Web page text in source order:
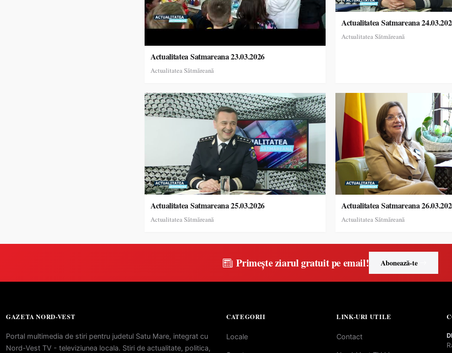
Actualitatea Satmareana 23.03.2026
Actualitatea Sătmăreană
Actualitatea Satmareana
Actualitatea Sătmăreană
Actualitatea Satmareana 25.03.2026
Actualitatea Sătmăreană
Actualitatea Satmareana
Actualitatea Sătmăreană
Primește ziarul gratuit pe email! Abonează-te
GAZETA NORD-VEST
Portal multimedia de stiri pentru judetul Satu Mare, integrat cu
Nord-Vest TV - televiziunea locala. Stiri de actualitate, politica,
CATEGORII
Locale
LINK-URI UTILE
Contact